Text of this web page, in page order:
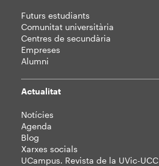
Futurs estudiants
Comunitat universitària
Centres de secundària
Empreses
Alumni
Actualitat
Notícies
Agenda
Blog
Xarxes socials
UCampus. Revista de la UVic-UCC